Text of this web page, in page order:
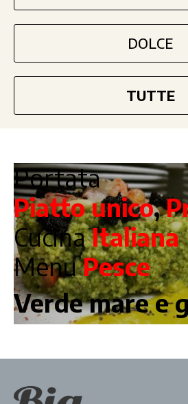
DOLCE
TUTTE
Portata
Piatto unico,
CucinaItaliana
MenuPesce
Verde mare e